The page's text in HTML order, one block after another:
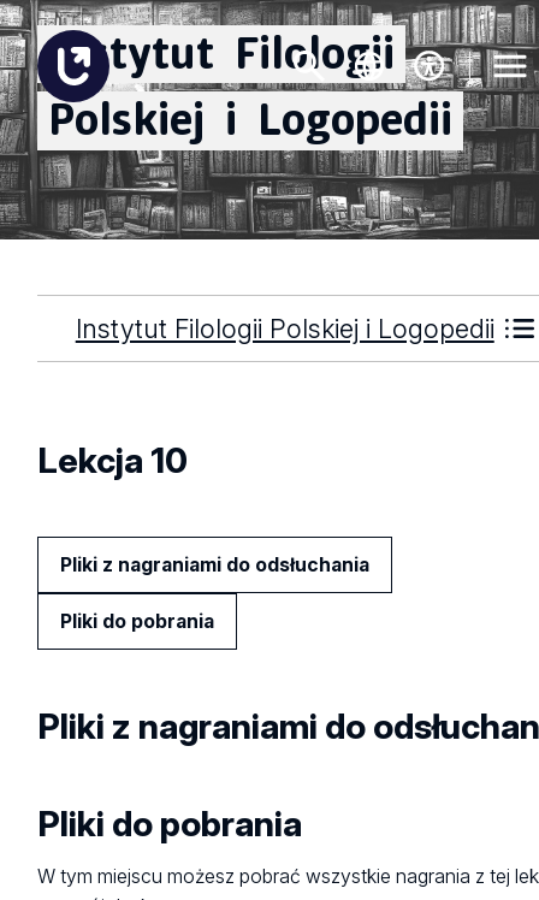
Instytut Filologii
Polskiej i Logopedii
Instytut Filologii Polskiej i Logopedii
Lekcja 10
Pliki z nagraniami do odsłuchania
Pliki do pobrania
Pliki z nagraniami do
Pliki do pobrania
W tym miejscu możesz pobrać wszystkie nagrania z tej